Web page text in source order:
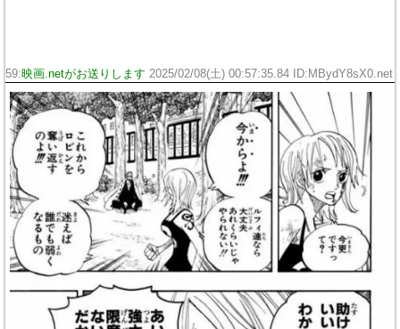
59:映画.netがお送りします 2025/02/08(土) 00:57:35.84 ID:MBydY8sX0.net